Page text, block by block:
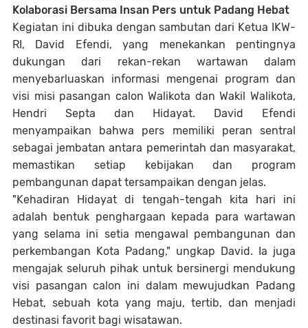
Kolaborasi Bersama Insan Pers untuk Padang Hebat
Kegiatan ini dibuka dengan sambutan dari Ketua IKW-
RI, David Efendi, yang menekankan pentingnya
dukungan dari rekan-rekan wartawan dalam
menyebarluaskan informasi mengenai program dan
visi misi pasangan calon Walikota dan Wakil Walikota,
Hendri Septa dan Hidayat. David Efendi
menyampaikan bahwa pers memiliki peran sentral
sebagai jembatan antara pemerintah dan masyarakat,
memastikan setiap kebijakan dan program
pembangunan dapat tersampaikan dengan jelas.
"Kehadiran Hidayat di tengah-tengah kita hari ini
adalah bentuk penghargaan kepada para wartawan
yang selama ini setia mengawal pembangunan dan
perkembangan Kota Padang," ungkap David. Ia juga
mengajak seluruh pihak untuk bersinergi mendukung
visi pasangan calon ini dalam mewujudkan Padang
Hebat, sebuah kota yang maju, tertib, dan menjadi
destinasi favorit bagi wisatawan.